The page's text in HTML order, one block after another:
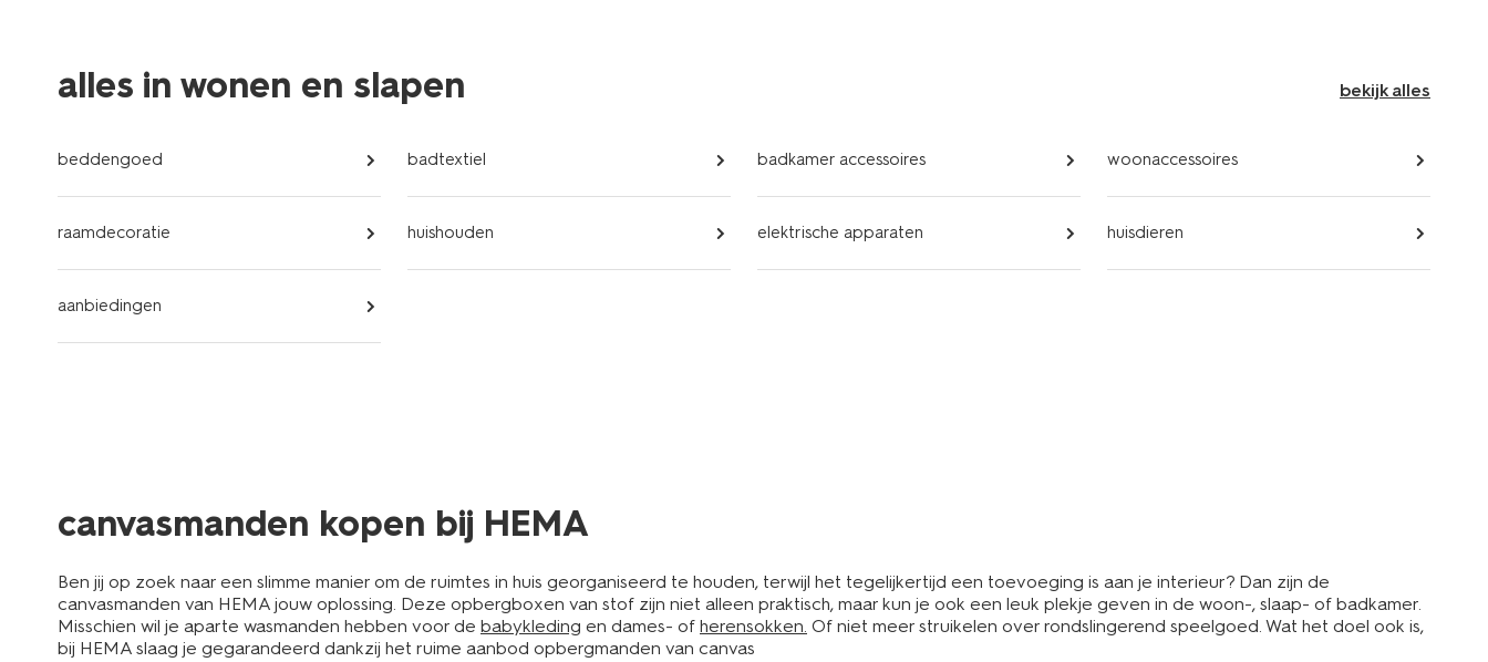
alles in wonen en slapen bekijk alles
beddengoed badtextiel badkamer accessoires woonaccessoires
raamdecoratie huishouden elektrische apparaten huisdieren
aanbiedingen
canvasmanden kopen bij HEMA
Ben jij op zoek naar een slimme manier om de ruimtes in huis georganiseerd te houden, terwijl het tegelijkertijd een toevoeging is aan je interieur? Dan zijn de
canvasmanden van HEMA jouw oplossing. Deze opbergboxen van stof zijn niet alleen praktisch, maar kun je ook een leuk plekje geven in de woon-, slaap- of badkamer.
Misschien wil je aparte wasmanden hebben voor de babykleding en dames- of herensokken. Of niet meer struikelen over rondslingerend speelgoed. Wat het doel ook is,
bij HEMA slaag je gegarandeerd dankzij het ruime aanbod opbergmanden van canvas